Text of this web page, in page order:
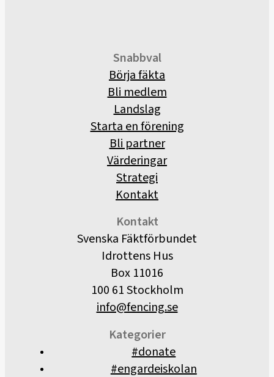
Snabbval
Börja fäkta
Bli medlem
Landslag
Starta en förening
Bli partner
Värderingar
Strategi
Kontakt
Kontakt
Svenska Fäktförbundet
Idrottens Hus
Box 11016
100 61 Stockholm
info@fencing.se
Kategorier
#donate
#engardeiskolan